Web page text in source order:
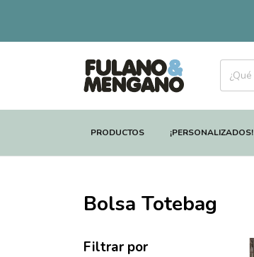
PRODUCTOS ¡PERSONALIZADOS!
Bolsa Totebag
Filtrar por